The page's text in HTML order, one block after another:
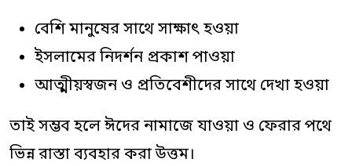
বেশি মানুষের সাথে সাক্ষাৎ হওয়া
ইসলামের নিদর্শন প্রকাশ পাওয়া
আত্মীয়স্বজন ও প্রতিবেশীদের সাথে দেখা হওয়া
তাই সম্ভব হলে ঈদের নামাজে যাওয়া ও ফেরার পথে
ভিন্ন রাস্তা ব্যবহার করা উত্তম।